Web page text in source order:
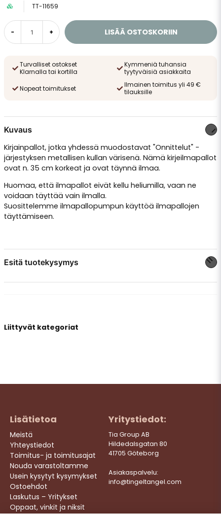
TT-11659
- + LISÄÄ OSTOSKORIIN
Turvalliset ostokset
Klarnalla tai kortilla
Kymmeniä tuhansia
tyytyväisiä asiakkaita
Nopeat toimitukset
Ilmainen toimitus yli 49 €
tilauksille
Kuvaus
Kirjainpallot, jotka yhdessä muodostavat "Onnittelut" -
järjestyksen metallisen kullan värisenä. Nämä kirjeilmapallot
ovat n. 35 cm korkeat ja ovat täynnä ilmaa.
Huomaa, että ilmapallot eivät kellu heliumilla, vaan ne
voidaan täyttää vain ilmalla.
Suosittelemme ilmapallopumpun käyttöä ilmapallojen
täyttämiseen.
Esitä tuotekysymys
Sähköpostiosoite
Kyllä, saatte julkaista kysymykseni
Liittyvät kategoriat
Lisätietoa
Meistä
Yhteystiedot
Toimitus- ja toimitusajat
Nouda varastoltamme
Usein kysytyt kysymykset
Ostoehdot
Laskutus – Yritykset
Oppaat, vinkit ja niksit
Yritystiedot:
Tia Group AB
Hildedalsgatan 80
41705 Göteborg
Asiakaspalvelu:
info@tingeltangel.com